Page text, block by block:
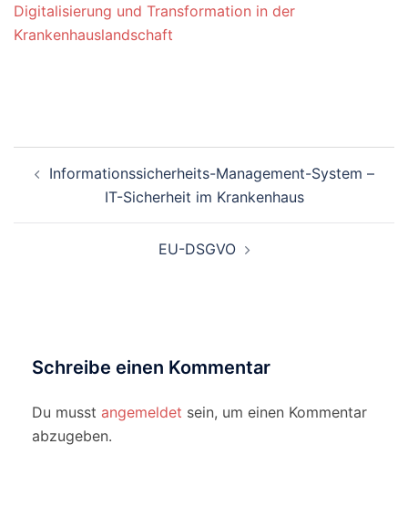
Digitalisierung und Transformation in der
Krankenhauslandschaft
Informationssicherheits-Management-System –
IT-Sicherheit im Krankenhaus
EU-DSGVO
Schreibe einen Kommentar
Du musst angemeldet sein, um einen Kommentar
abzugeben.